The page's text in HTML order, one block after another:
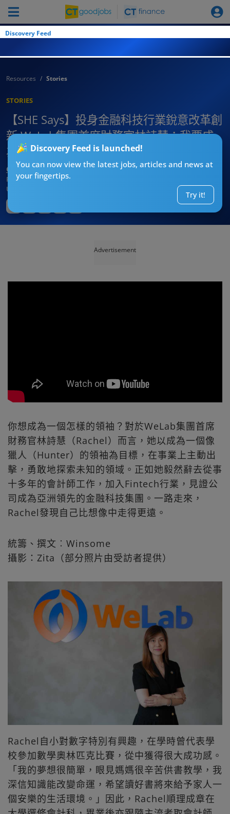
Discovery Feed
Discovery Feed is launched!
You can now view the latest jobs, articles and news at
your fingertips.
Try it!
Resources Stories
STORIES
【SHE Says】投身金融科技行業銳意改革創
新 WeLab集團首席財務官林詩慧：我要成
為一個像獵人的領袖
CTgoodjobs’ Editor
Published:2023-12-19
Updated:
Advertisement
你想成為一個怎樣的領袖？對於WeLab集團首席
財務官林詩慧（Rachel）而言，她以成為一個像
獵人（Hunter）的領袖為目標，在事業上主動出
擊，勇敢地探索未知的領域。正如她毅然辭去從事
十多年的會計師工作，加入Fintech行業，見證公
司成為亞洲領先的金融科技集團。一路走來，
Rachel發現自己比想像中走得更遠。
統籌、撰文︰Winsome
攝影：Zita（部分照片由受訪者提供）
Rachel自小對數字特別有興趣，在學時曾代表學
校參加數學奧林匹克比賽，從中獲得很大成功感。
「我的夢想很簡單，眼見媽媽很辛苦供書教學，我
深信知識能改變命運，希望讀好書將來給予家人一
個安樂的生活環境。」因此，Rachel順理成章在